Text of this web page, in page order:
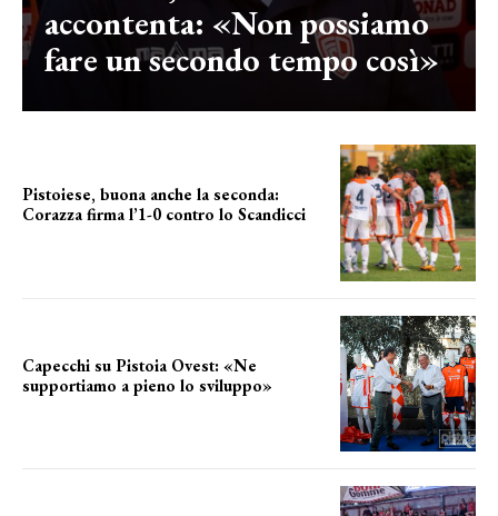
accontenta: «Non possiamo
fare un secondo tempo così»
Pistoiese, buona anche la seconda:
Corazza firma l’1-0 contro lo Scandicci
Capecchi su Pistoia Ovest: «Ne
supportiamo a pieno lo sviluppo»